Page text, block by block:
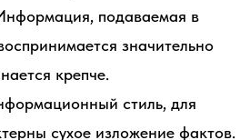
подаваемая в
значительно
крепче.
стиль, для
сухое изложение фактов.